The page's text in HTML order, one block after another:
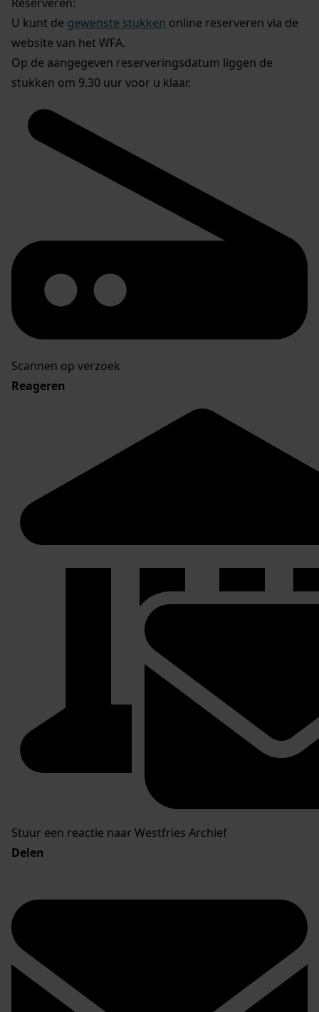
U kunt de gewenste stukken online reserveren via de
website van het WFA.
Op de aangegeven reserveringsdatum liggen de
stukken om 9.30 uur voor u klaar.
Scannen op verzoek
Reageren
Stuur een reactie naar Westfries Archief
Delen